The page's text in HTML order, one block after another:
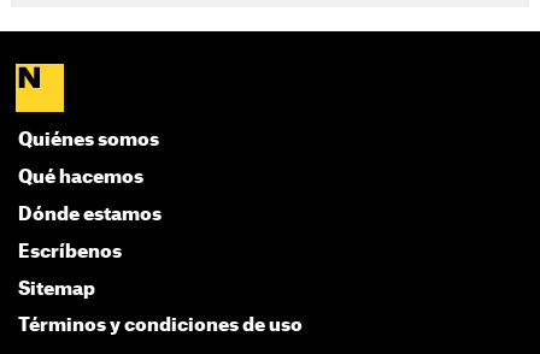
Quiénes somos
Qué hacemos
Dónde estamos
Escríbenos
Sitemap
Términos y condiciones de uso